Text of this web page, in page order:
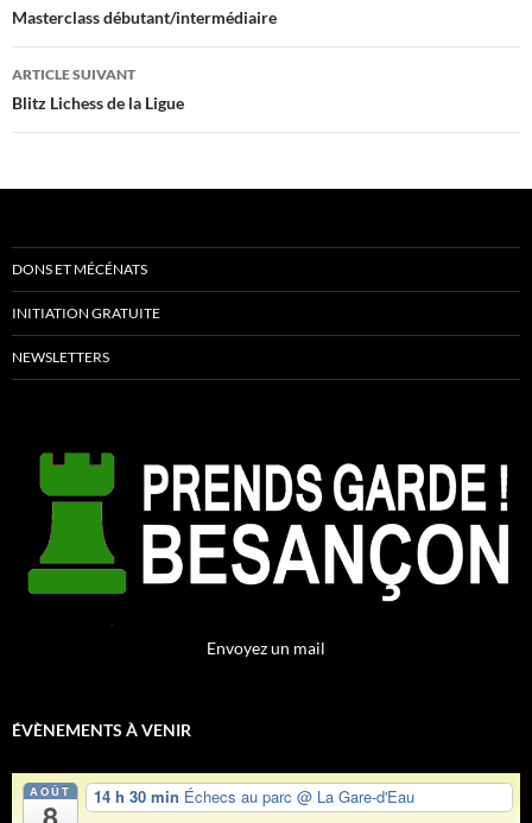
des
articles
Masterclass débutant/intermédiaire
ARTICLE SUIVANT
Blitz Lichess de la Ligue
DONS ET MÉCÉNATS
INITIATION GRATUITE
NEWSLETTERS
Envoyez un mail
ÉVÈNEMENTS À VENIR
AOÛT 14 h 30 min Échecs au parc @ La Gare-d'Eau